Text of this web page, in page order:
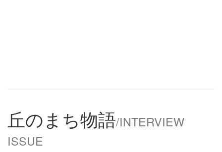
丘のまち物語/INTERVIEW
ISSUE